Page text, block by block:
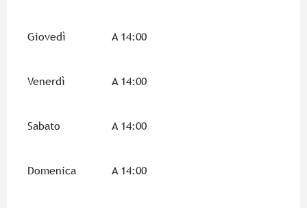
Giovedì A 14:00
Venerdì A 14:00
Sabato A 14:00
Domenica A 14:00